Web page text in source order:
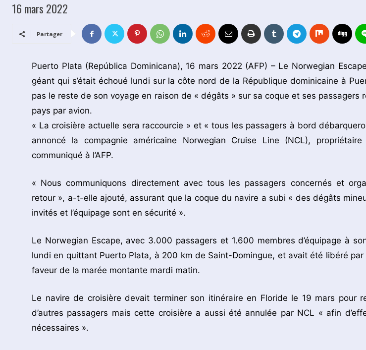
16 mars 2022
Partager
Puerto Plata (República Dominicana), 16 mars 2022 (AFP) – Le Norwegian
géant qui s’était échoué lundi sur la côte nord de la République dominicaine à
pas le reste de son voyage en raison de « dégâts » sur sa coque et ses passagers
pays par avion.
« La croisière actuelle sera raccourcie » et « tous les passagers à bord
annoncé la compagnie américaine Norwegian Cruise Line (NCL),
communiqué à l’AFP.
« Nous communiquons directement avec tous les passagers concernés et
retour », a-t-elle ajouté, assurant que la coque du navire a subi « des dégâts
invités et l’équipage sont en sécurité ».
Le Norwegian Escape, avec 3.000 passagers et 1.600 membres d’équipage à
lundi en quittant Puerto Plata, à 200 km de Saint-Domingue, et avait été libéré
faveur de la marée montante mardi matin.
Le navire de croisière devait terminer son itinéraire en Floride le 19 mars pour
d’autres passagers mais cette croisière a aussi été annulée par NCL « afin
nécessaires ».